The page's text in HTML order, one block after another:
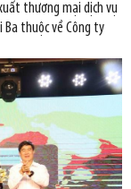
thương mại dịch vụ
thuộc về Công ty